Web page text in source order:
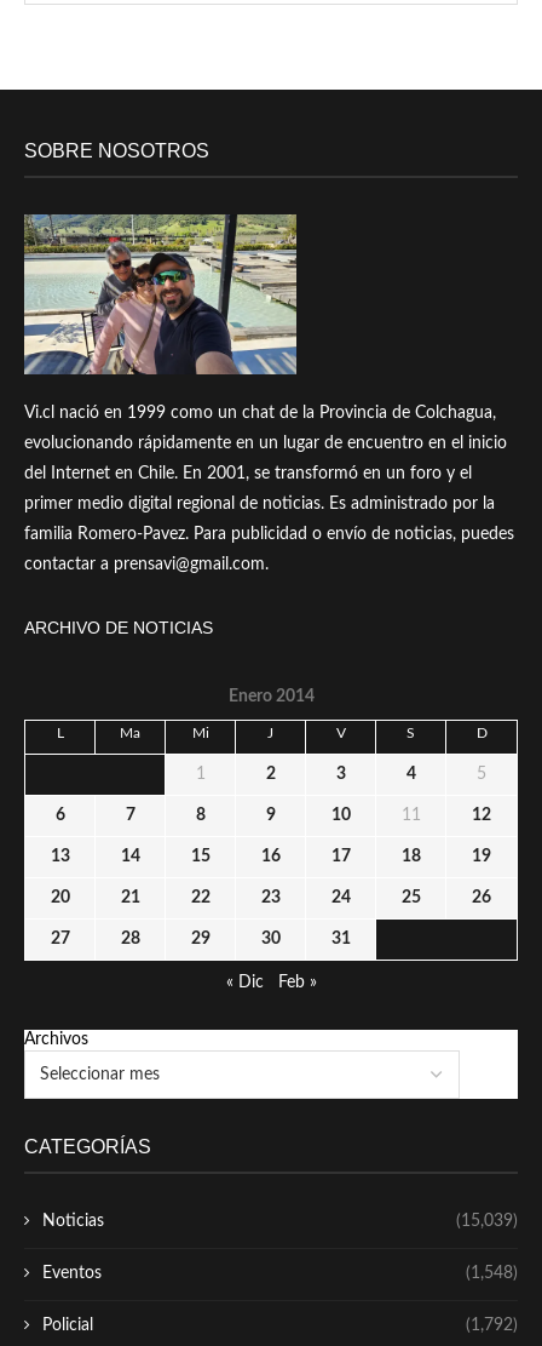
SOBRE NOSOTROS
Vi.cl nació en 1999 como un chat de la Provincia de Colchagua,
evolucionando rápidamente en un lugar de encuentro en el inicio
del Internet en Chile. En 2001, se transformó en un foro y el
primer medio digital regional de noticias. Es administrado por la
familia Romero-Pavez. Para publicidad o envío de noticias, puedes
contactar a prensavi@gmail.com.
ARCHIVO DE NOTICIAS
Enero 2014
Ma Mi J V S D
1 2 3 4 5
6 7 8 9 10 11 12
13 14 15 16 17 18 19
20 21 22 23 24 25 26
27 28 29 30 31
« Dic Feb »
Archivos
CATEGORÍAS
Noticias (15,039)
Eventos (1,548)
Policial (1,792)